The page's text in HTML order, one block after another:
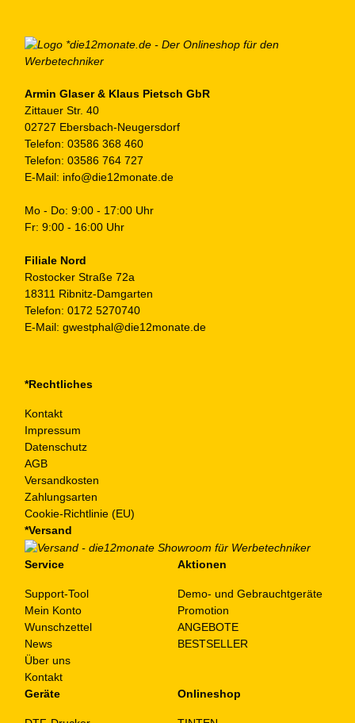
Armin Glaser & Klaus Pietsch GbR
Zittauer Str. 40
02727 Ebersbach-Neugersdorf
Telefon: 03586 368 460
Telefon: 03586 764 727
E-Mail: info@die12monate.de
Mo - Do: 9:00 - 17:00 Uhr
Fr: 9:00 - 16:00 Uhr
Filiale Nord
Rostocker Straße 72a
18311 Ribnitz-Damgarten
Telefon: 0172 5270740
E-Mail: gwestphal@die12monate.de
*Rechtliches
Kontakt
Impressum
Datenschutz
AGB
Versandkosten
Zahlungsarten
Cookie-Richtlinie (EU)
*Versand
Service
Support-Tool
Mein Konto
Wunschzettel
News
Über uns
Kontakt
Aktionen
Demo- und Gebrauchtgeräte
Promotion
ANGEBOTE
BESTSELLER
Geräte Onlineshop